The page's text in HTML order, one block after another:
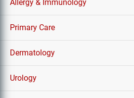
Allergy & Immunology
Primary Care
Dermatology
Urology